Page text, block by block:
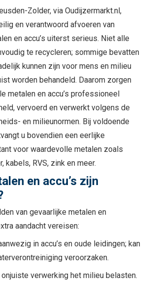
Zolder, via Oudijzermarkt.nl,
en verantwoord afvoeren van
en accu’s uiterst serieus. Niet alle
te recycleren; sommige bevatten
kunnen zijn voor mens en milieu
worden behandeld. Daarom zorgen
metalen en accu’s professioneel
vervoerd en verwerkt volgens de
en milieunormen. Bij voldoende
u bovendien een eerlijke
voor waardevolle metalen zoals
kabels, RVS, zink en meer.
en accu’s zijn
van gevaarlijke metalen en
aandacht vereisen:
in accu’s en oude leidingen; kan
veroorzaken.
onjuiste verwerking het milieu belasten.